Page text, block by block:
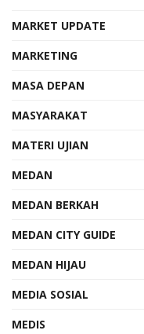
MARKET UPDATE
MARKETING
MASA DEPAN
MASYARAKAT
MATERI UJIAN
MEDAN
MEDAN BERKAH
MEDAN CITY GUIDE
MEDAN HIJAU
MEDIA SOSIAL
MEDIS